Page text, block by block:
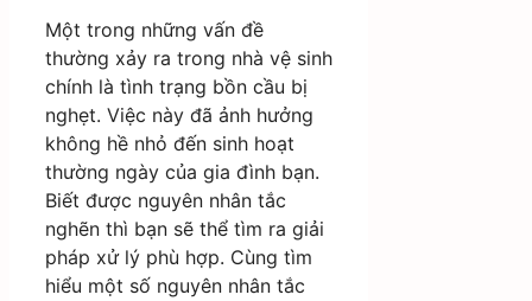
Một trong những vấn đề
thường xảy ra trong nhà vệ sinh
chính là tình trạng bồn cầu bị
nghẹt. Việc này đã ảnh hưởng
không hề nhỏ đến sinh hoạt
thường ngày của gia đình bạn.
Biết được nguyên nhân tắc
nghẽn thì bạn sẽ thể tìm ra giải
pháp xử lý phù hợp. Cùng tìm
hiểu một số nguyên nhân tắc